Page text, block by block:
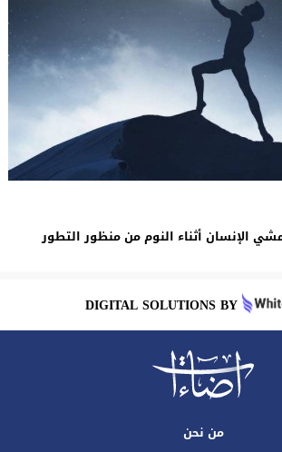
الإنسان أثناء النوم من منظور التطور
DIGITAL SOLUTIONS BY
من نحن